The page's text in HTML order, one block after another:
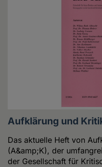
Aufklärung und
Das aktuelle Heft von
(A&amp;K), der
der Gesellschaft für